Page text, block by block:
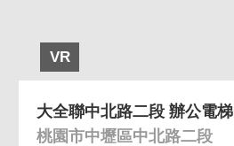
VR
大全聯中北路二段 辦公電梯
桃園市中壢區中北路二段